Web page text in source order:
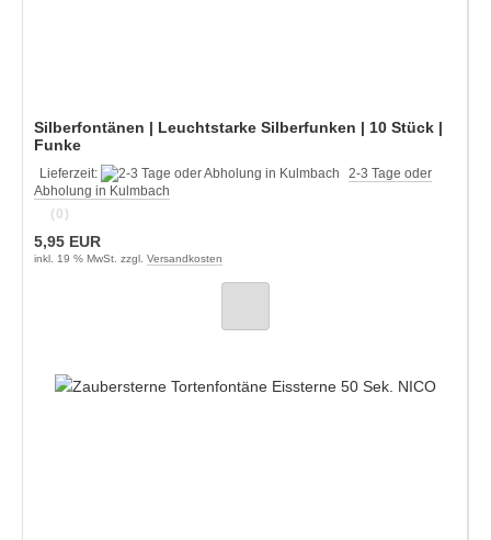
Silberfontänen | Leuchtstarke Silberfunken | 10 Stück |
Funke
Lieferzeit:
2-3 Tage oder
Abholung in Kulmbach
(0)
5,95 EUR
inkl. 19 % MwSt. zzgl. Versandkosten